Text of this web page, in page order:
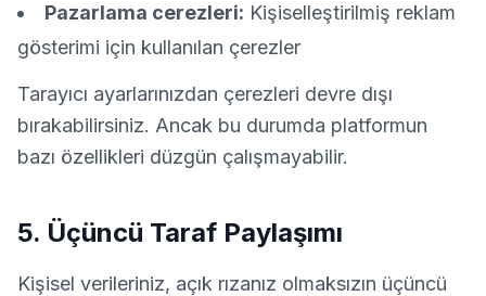
Pazarlama cerezleri: Kişiselleştirilmiş reklam
gösterimi için kullanılan çerezler
Tarayıcı ayarlarınızdan çerezleri devre dışı
bırakabilirsiniz. Ancak bu durumda platformun
bazı özellikleri düzgün çalışmayabilir.
5. Üçüncü Taraf Paylaşımı
Kişisel verileriniz, açık rızanız olmaksızın üçüncü